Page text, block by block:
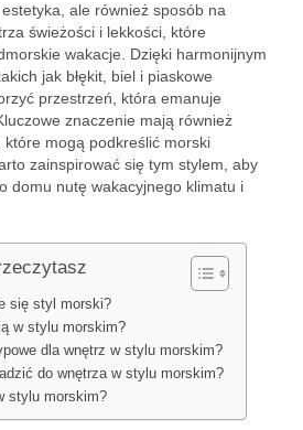
ale również sposób na
świeżości i lekkości, które
wakacje. Dzięki harmonijnym
jak błękit, biel i piaskowe
przestrzeń, która emanuje
znaczenie mają również
które mogą podkreślić morski
zainspirować się tym stylem, aby
domu nutę wakacyjnego klimatu i
się styl morski?
w stylu morskim?
dla wnętrz w stylu morskim?
do wnętrza w stylu morskim?
stylu morskim?